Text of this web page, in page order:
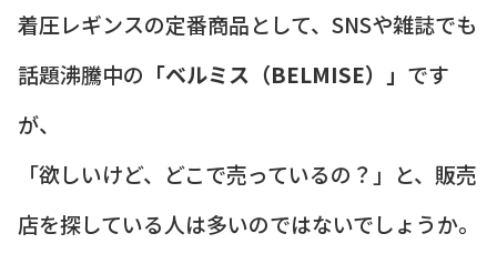
着圧レギンスの定番商品として、SNSや雑誌でも
話題沸騰中の 「ベルミス（BELMISE）」 です
が、
「欲しいけど、どこで売っているの？」と、販売
店を探している人は多いのではないでしょうか。